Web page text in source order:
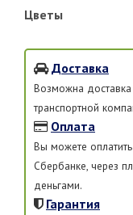
Цветы
Доставка
Возможна доставка
транспортной
Оплата
Вы можете
Сбербанке, через
деньгами.
Гарантия